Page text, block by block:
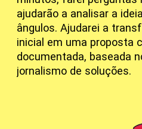
ajudarão a analisar a
ângulos. Ajudarei a
inicial em uma proposta
documentada, baseada
jornalismo de soluções.